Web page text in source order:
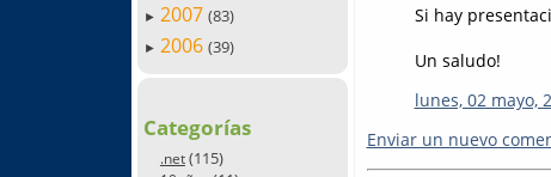
► 2007 (83)
► 2006 (39)
Categorías
.net(115)
Si hay
Un saludo!
lunes, 02 mayo,
Enviar un nuevo